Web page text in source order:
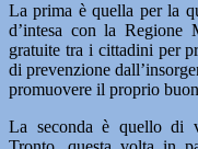
La prima è quella per la
d’intesa con la Regione
gratuite tra i cittadini per
di prevenzione
promuovere il proprio
La seconda è quello di